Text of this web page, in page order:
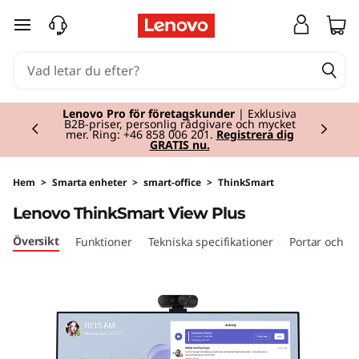
v
o
T
h
hoppa vidare till huvudinnehållet
Lenovo Pro för företagskunder | Exklusiva
B2B-priser, personlig rådgivare och mycket
mer. Ring: +46 858 006 201. Registrera dig
GRATIS nu.
Currently displaying item 2 of 2
Hem > Smarta enheter > smart-office > ThinkSmart
Lenovo ThinkSmart View Plus
Översikt Funktioner Tekniska specifikationer Portar och